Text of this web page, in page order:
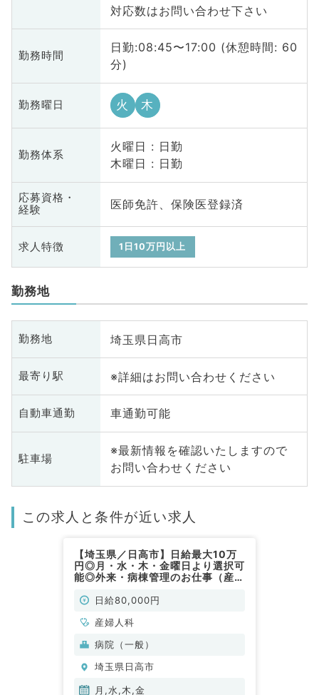
対応数はお問い合わせ下さい
勤務時間
日勤:08:45〜17:00 (休憩時間: 60
分)
勤務曜日 火 木
勤務体系
火曜日 : 日勤
木曜日 : 日勤
応募資格・
経験
医師免許、保険医登録済
求人特徴 1日10万円以上
勤務地
勤務地 埼玉県日高市
最寄り駅 ※詳細はお問い合わせください
自動車通勤 車通勤可能
駐車場
※最新情報を確認いたしますので
お問い合わせください
この求人と条件が近い求人
【埼玉県／日高市】日給最大10万
円◎月・水・木・金曜日より選択可
能◎外来・病棟管理のお仕事（産婦
日給80,000円
産婦人科
病院（一般）
埼玉県日高市
月,水,木,金